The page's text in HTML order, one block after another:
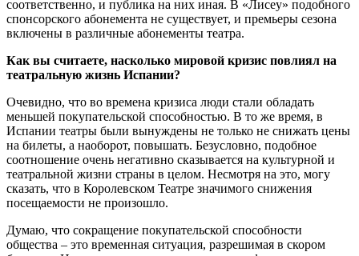
соответственно, и публика на них иная. В «Лисеу» подобного
спонсорского абонемента не существует, и премьеры сезона
включены в различные абонементы театра.
Как вы считаете, насколько мировой кризис повлиял на
театральную жизнь Испании?
Очевидно, что во времена кризиса люди стали обладать
меньшей покупательской способностью. В то же время, в
Испании театры были вынуждены не только не снижать цены
на билеты, а наоборот, повышать. Безусловно, подобное
соотношение очень негативно сказывается на культурной и
театральной жизни страны в целом. Несмотря на это, могу
сказать, что в Королевском Театре значимого снижения
посещаемости не произошло.
Думаю, что сокращение покупательской способности
общества – это временная ситуация, разрешимая в скором